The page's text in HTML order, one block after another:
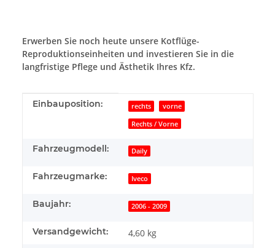
Erwerben Sie noch heute unsere Kotflüge-
Reproduktionseinheiten und investieren Sie in die
langfristige Pflege und Ästhetik Ihres Kfz.
Produkteigenschaft
Wert
Einbauposition: rechts vorne
Rechts / Vorne
Fahrzeugmodell: Daily
Fahrzeugmarke: Iveco
Baujahr: 2006 - 2009
Versandgewicht: 4,60 kg